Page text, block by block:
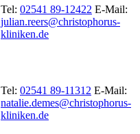
Tel: 02541 89-12422 E-Mail:
julian.reers@christophorus-
kliniken.de
Tel: 02541 89-11312 E-Mail:
natalie.demes@christophorus-
kliniken.de